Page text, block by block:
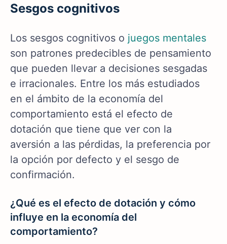
Sesgos cognitivos
Los sesgos cognitivos o juegos mentales
son patrones predecibles de pensamiento
que pueden llevar a decisiones sesgadas
e irracionales. Entre los más estudiados
en el ámbito de la economía del
comportamiento está el efecto de
dotación que tiene que ver con la
aversión a las pérdidas, la preferencia por
la opción por defecto y el sesgo de
confirmación.
¿Qué es el efecto de dotación y cómo
influye en la economía del
comportamiento?